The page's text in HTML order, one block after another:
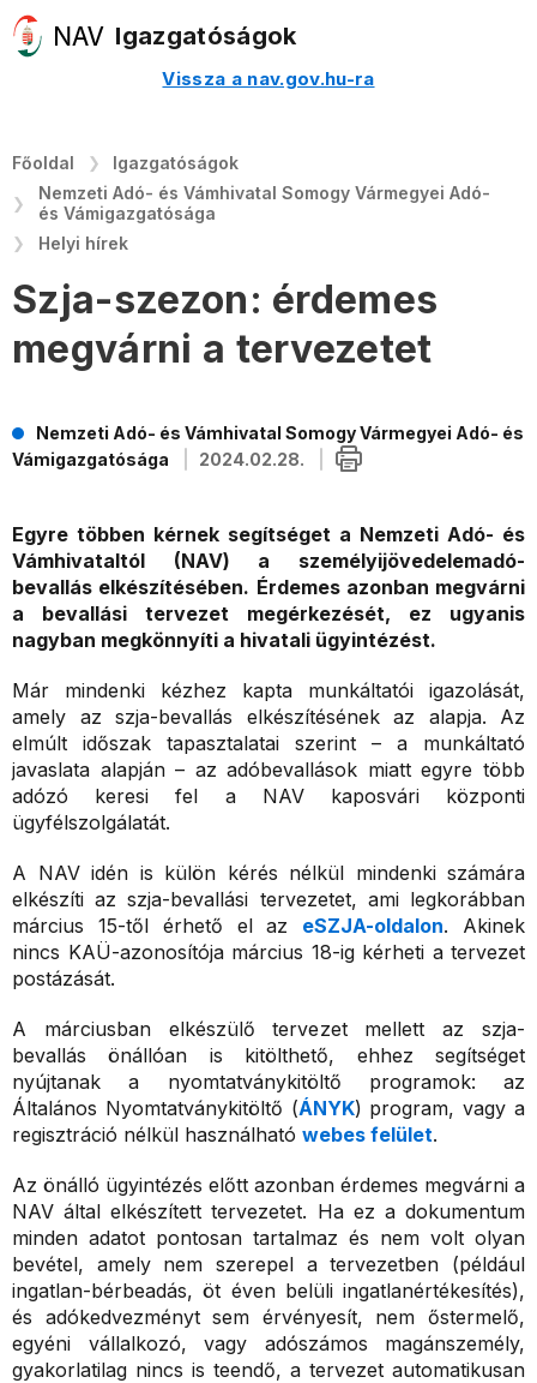
Igazgatóságok
Vissza a nav.gov.hu-ra
Főoldal
Igazgatóságok
Nemzeti Adó- és Vámhivatal Somogy Vármegyei Adó-
és Vámigazgatósága
Helyi hírek
Szja-szezon: érdemes
megvárni a tervezetet
Nemzeti Adó- és Vámhivatal Somogy Vármegyei Adó- és
Vámigazgatósága
2024.02.28.
Egyre többen kérnek segítséget a Nemzeti Adó- és
Vámhivataltól (NAV) a személyijövedelemadó-
bevallás elkészítésében. Érdemes azonban megvárni
a bevallási tervezet megérkezését, ez ugyanis
nagyban megkönnyíti a hivatali ügyintézést.
Már mindenki kézhez kapta munkáltatói igazolását,
amely az szja-bevallás elkészítésének az alapja. Az
elmúlt időszak tapasztalatai szerint – a munkáltató
javaslata alapján – az adóbevallások miatt egyre több
adózó keresi fel a NAV kaposvári központi
ügyfélszolgálatát.
A NAV idén is külön kérés nélkül mindenki számára
elkészíti az szja-bevallási tervezetet, ami legkorábban
március 15-től érhető el az eSZJA-oldalon. Akinek
nincs KAÜ-azonosítója március 18-ig kérheti a tervezet
postázását.
A márciusban elkészülő tervezet mellett az szja-
bevallás önállóan is kitölthető, ehhez segítséget
nyújtanak a nyomtatványkitöltő programok: az
Általános Nyomtatványkitöltő (ÁNYK) program, vagy a
regisztráció nélkül használható webes felület.
Az önálló ügyintézés előtt azonban érdemes megvárni a
NAV által elkészített tervezetet. Ha ez a dokumentum
minden adatot pontosan tartalmaz és nem volt olyan
bevétel, amely nem szerepel a tervezetben (például
ingatlan-bérbeadás, öt éven belüli ingatlanértékesítés),
és adókedvezményt sem érvényesít, nem őstermelő,
egyéni vállalkozó, vagy adószámos magánszemély,
gyakorlatilag nincs is teendő, a tervezet automatikusan